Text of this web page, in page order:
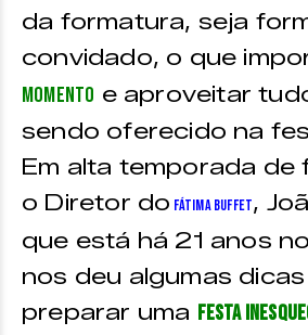
da formatura, seja
convidado, o que
momento e aproveitar
sendo oferecido na
Em alta temporada de
o Diretor do Fátima Buffet,
que está há 21 anos
nos deu algumas
preparar uma festa